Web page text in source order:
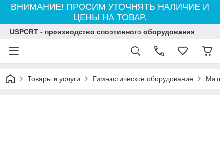
ВНИМАНИЕ! ПРОСИМ УТОЧНЯТЬ НАЛИЧИЕ И
ЦЕНЫ НА ТОВАР.
USPORT - производство спортивного оборудования
Товары и услуги Гимнастическое оборудование